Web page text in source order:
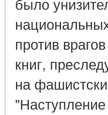
против
книг,
на